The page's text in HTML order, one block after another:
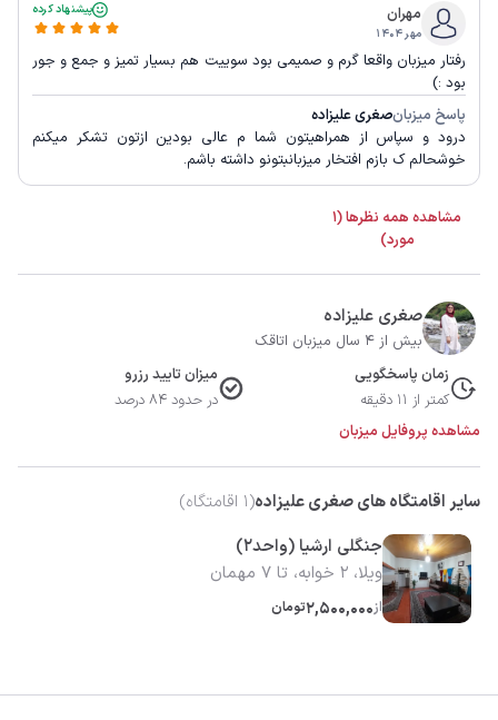
مهران
مهر ۱۴۰۴
پیشنهاد کرده
رفتار میزبان واقعا گرم و صمیمی بود سوییت هم‌ بسیار تمیز‌ و جمع و جور
بود :)
پاسخ میزبانصغری علیزاده
درود و سپاس از همراهیتون شما م عالی بودین ازتون تشکر میکنم
خوشحالم ک بازم افتخار میزبانبتونو داشته باشم.
مشاهده همه نظرها (1
مورد)
صغری علیزاده
بیش از 4 سال میزبان اتاقک
زمان پاسخگویی
کمتر از 11 دقیقه
میزان تایید رزرو
در حدود 84 درصد
مشاهده پروفایل میزبان
سایر اقامتگاه های صغری علیزاده(
1 اقامتگاه)
جنگلی ارشیا (واحد2)
ویلا، 2 خوابه، تا 7 مهمان
از2,500,000تومان